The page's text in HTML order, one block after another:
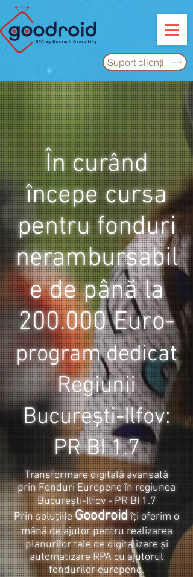
Suport clienţi
În curând
începe cursa
pentru fonduri
nerambursabil
e de până la
200.000 Euro-
program dedicat
Regiunii
Bucureşti-Ilfov:
PR BI 1.7
Transformare digitală avansată
prin Fonduri Europene în regiunea
București-Ilfov - PR BI 1.7
Prin soluțiileGoodroidîţi oferimo
mână de ajutor pentru realizarea
planurilor tale de digitalizare şi
automatizare RPA cu ajutorul
fondurilor europene.